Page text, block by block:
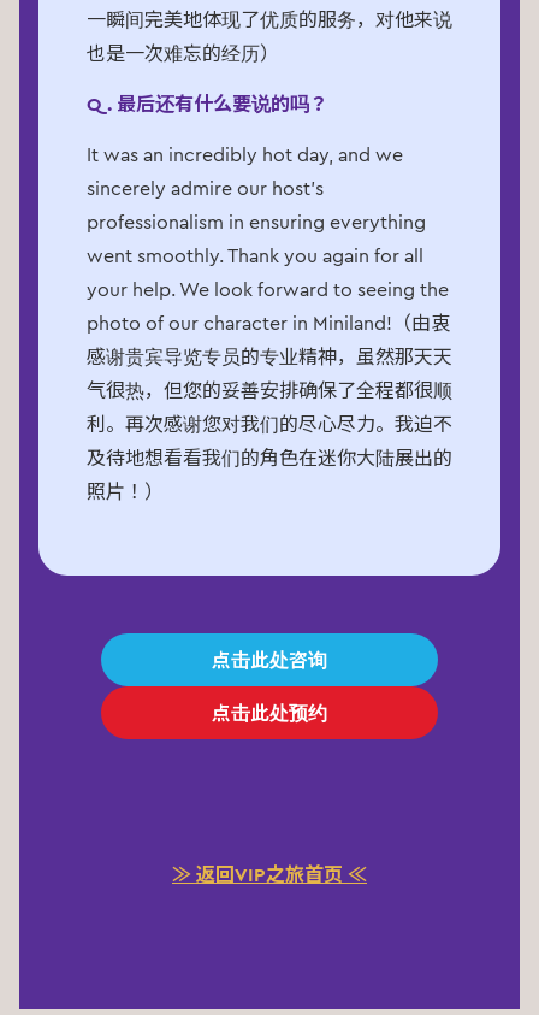
一瞬间完美地体现了优质的服务，对他来说
也是一次难忘的经历）
Q. 最后还有什么要说的吗？
It was an incredibly hot day, and we
sincerely admire our host's
professionalism in ensuring everything
went smoothly. Thank you again for all
your help. We look forward to seeing the
photo of our character in Miniland!（由衷
感谢贵宾导览专员的专业精神，虽然那天天
气很热，但您的妥善安排确保了全程都很顺
利。再次感谢您对我们的尽心尽力。我迫不
及待地想看看我们的角色在迷你大陆展出的
照片！）
点击此处咨询
点击此处预约
≫ 返回VIP之旅首页 ≪